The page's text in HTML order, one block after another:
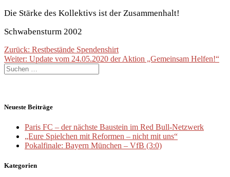
Die Stärke des Kollektivs ist der Zusammenhalt!
Schwabensturm 2002
Beitragsnavigation
Zurück: Vorheriger
Beitrag:
Restbestände Spendenshirt
Weiter: Nächster
Update vom 24.05.2020 der Aktion „Gemeinsam Helfen!“
Suche
nach:
Neueste Beiträge
Paris FC – der nächste Baustein im Red Bull-Netzwerk
„Eure Spielchen mit Reformen – nicht mit uns“
Pokalfinale: Bayern München – VfB (3:0)
Kategorien